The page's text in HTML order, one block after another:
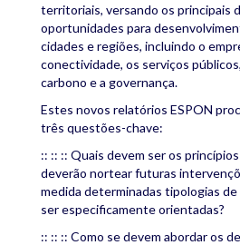
territoriais, versando os principais
oportunidades para
cidades e regiões, incluindo o
conectividade, os serviços
carbono e a governança.
Estes novos relatórios ESPON
três questões-chave:
:: :: :: Quais devem ser os
deverão nortear futuras
medida determinadas tipologias
ser especificamente orientadas?
:: :: :: Como se devem abordar os